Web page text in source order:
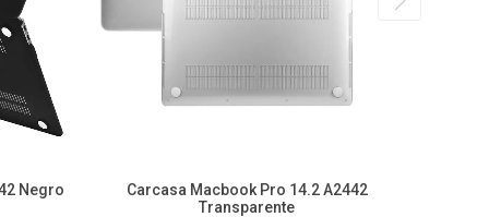
Negro
Carcasa Macbook Pro 14.2 A2442
Transparente